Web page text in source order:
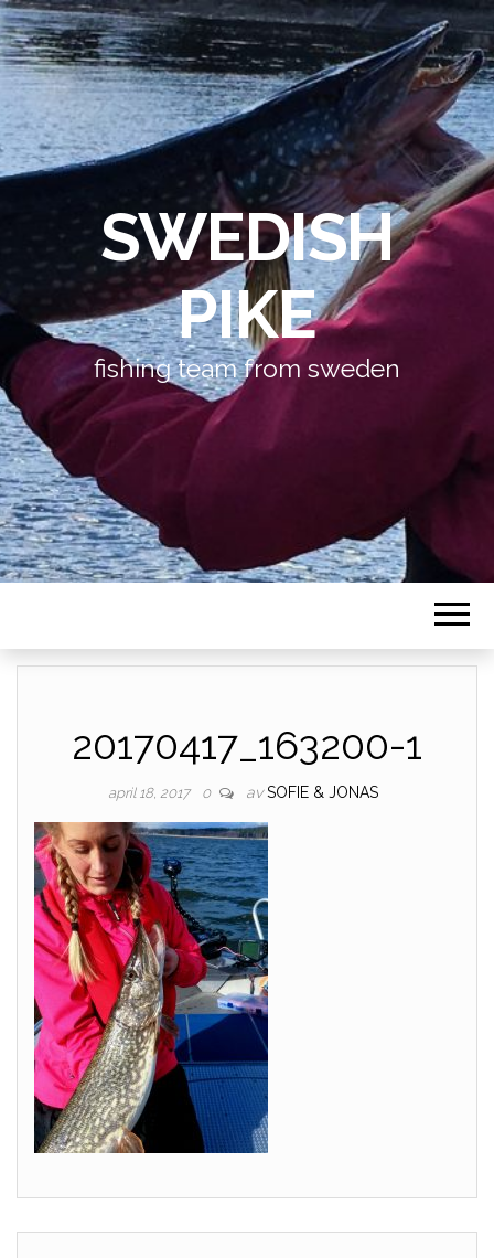
SWEDISH
PIKE
fishing team from sweden
20170417_163200-1
april 18, 2017 0 av SOFIE & JONAS